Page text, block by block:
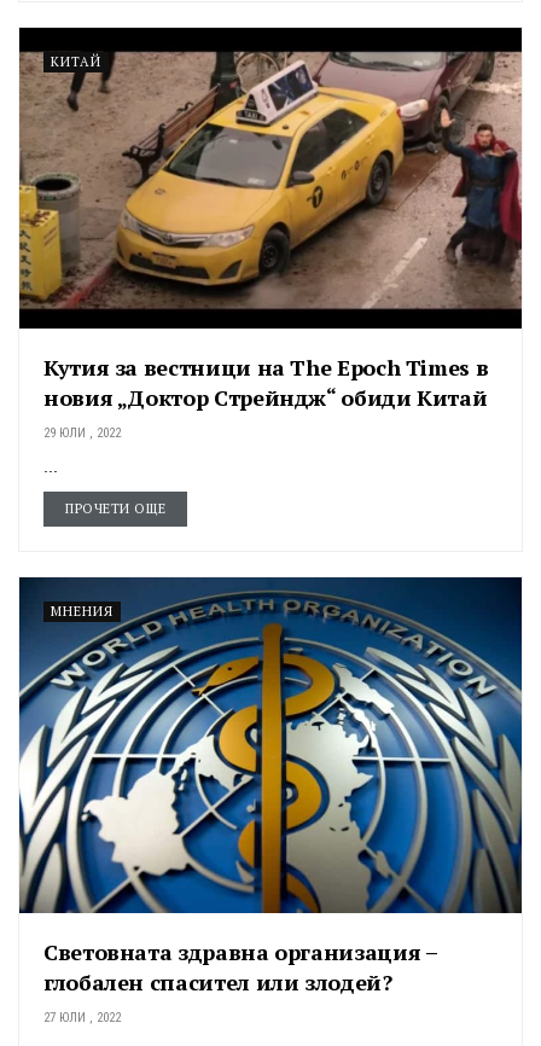
КИТАЙ
Кутия за вестници на The Epoch Times в
новия „Доктор Стрейндж“ обиди Китай
29 ЮЛИ , 2022
ПРОЧЕТИ ОЩЕ
МНЕНИЯ
Световната здравна организация –
глобален спасител или злодей?
27 ЮЛИ , 2022